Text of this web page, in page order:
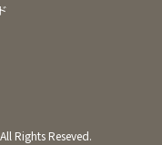
Rights Reseved.